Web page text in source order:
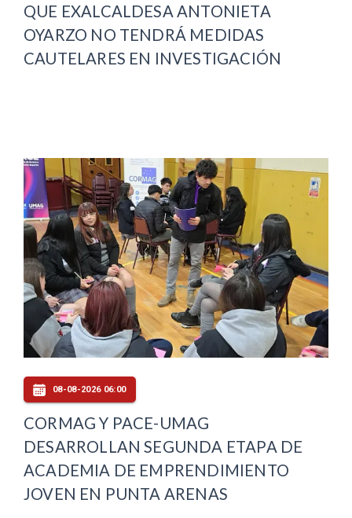
QUE EXALCALDESA ANTONIETA
OYARZO NO TENDRÁ MEDIDAS
CAUTELARES EN INVESTIGACIÓN
08-08-2026 06:00
CORMAG Y PACE-UMAG
DESARROLLAN SEGUNDA ETAPA DE
ACADEMIA DE EMPRENDIMIENTO
JOVEN EN PUNTA ARENAS